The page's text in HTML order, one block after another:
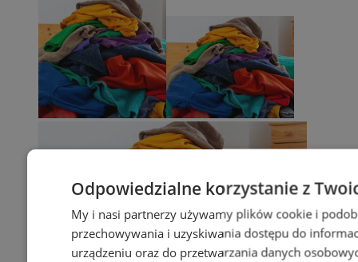
Odpowiedzialne korzystanie z
My i nasi partnerzy używamy plików cookie i
przechowywania i uzyskiwania dostępu do
urządzeniu oraz do przetwarzania danych